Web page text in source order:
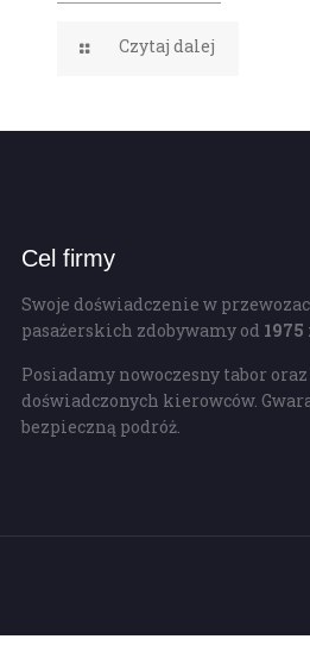
Czytaj dalej
Cel firmy
Swoje doświadczenie w
pasażerskich zdobywamy od
Posiadamy nowoczesny tabor oraz
doświadczonych kierowców.
bezpieczną podróż.